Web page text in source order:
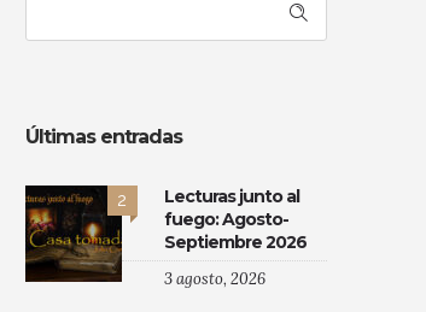
Últimas entradas
2
Lecturas junto al
fuego: Agosto-
Septiembre 2026
3 agosto, 2026